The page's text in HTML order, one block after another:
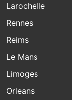
Larochelle
Rennes
Reims
Le Mans
Limoges
Orleans